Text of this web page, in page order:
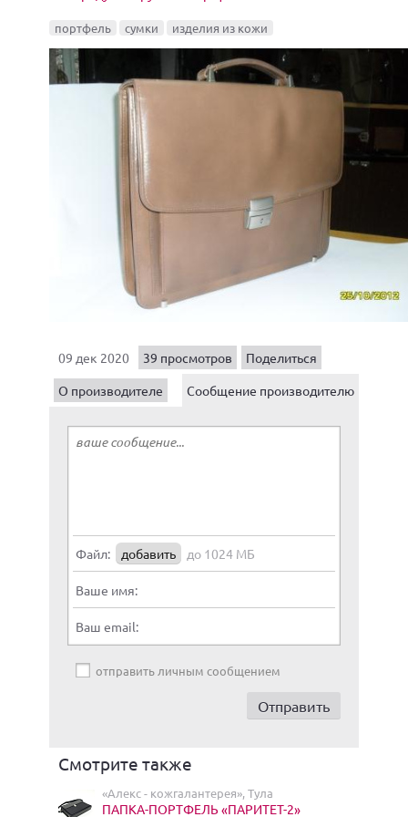
портфель сумки изделия из кожи
09 дек 2020 39 просмотров
Поделиться
О производителе
Сообщение производителю
Файл: добавить до 1024 МБ
Ваше имя:
Ваш email:
отправить личным сообщением
Смотрите также
«Алекс - кожгалантерея», Тула
ПАПКА-ПОРТФЕЛЬ «ПАРИТЕТ-2»